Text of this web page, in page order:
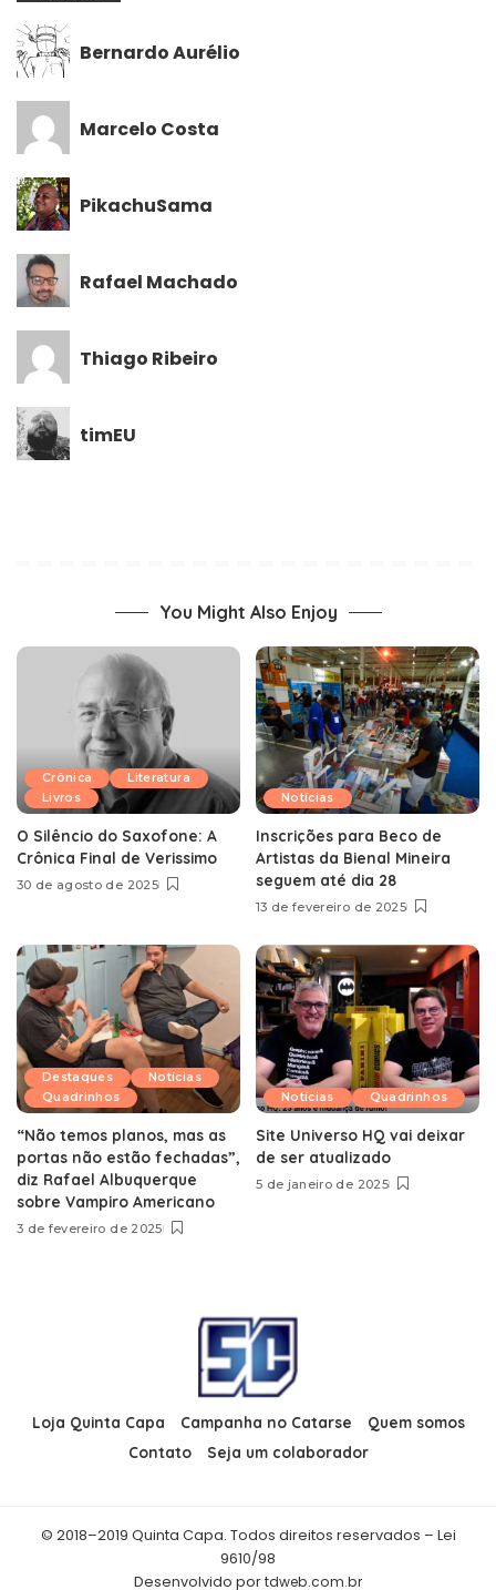
Bernardo Aurélio
Marcelo Costa
PikachuSama
Rafael Machado
Thiago Ribeiro
timEU
You Might Also Enjoy
Crônica
Literatura
Livros
O Silêncio do Saxofone: A
Crônica Final de Verissimo
30 de agosto de 2025
Notícias
Inscrições para Beco de
Artistas da Bienal Mineira
seguem até dia 28
13 de fevereiro de 2025
Destaques
Notícias
Quadrinhos
“Não temos planos, mas as
portas não estão fechadas”,
diz Rafael Albuquerque
sobre Vampiro Americano
3 de fevereiro de 2025
Notícias Quadrinhos
Site Universo HQ vai deixar
de ser atualizado
5 de janeiro de 2025
Loja Quinta Capa Campanha no Catarse
Quem somos
Contato
Seja um colaborador
© 2018–2019 Quinta Capa. Todos direitos reservados – Lei
9610/98
Desenvolvido portdweb.com.br